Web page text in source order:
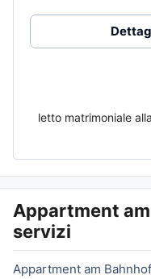
letto matrimoniale
Appartment
servizi
Appartment am